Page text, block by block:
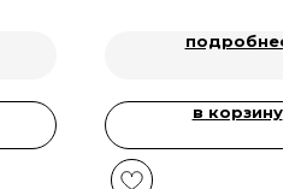
подробнее
в корзину